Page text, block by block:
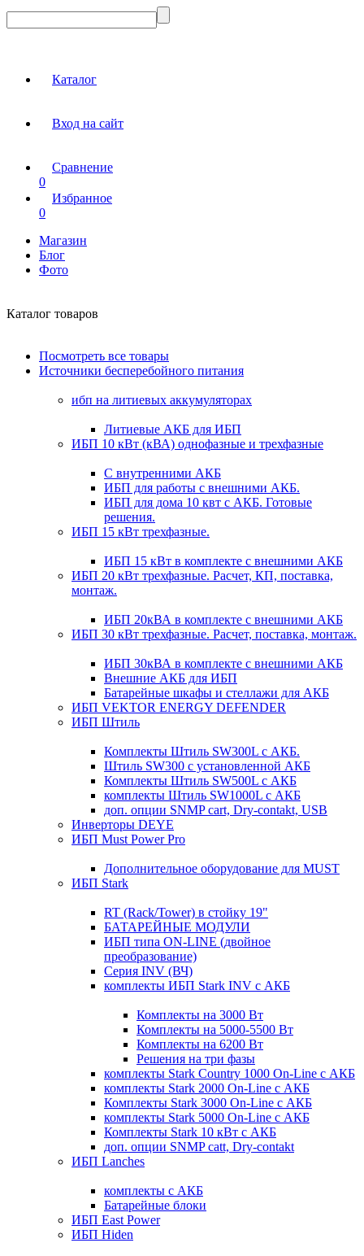
Каталог
Вход на сайт
Сравнение
0
Избранное
0
Магазин
Блог
Фото
Каталог товаров
Посмотреть все товары
Источники бесперебойного питания
ибп на литиевых аккумуляторах
Литиевые АКБ для ИБП
ИБП 10 кВт (кВА) однофазные и трехфазные
С внутренними АКБ
ИБП для работы с внешними АКБ.
ИБП для дома 10 квт с АКБ. Готовые
решения.
ИБП 15 кВт трехфазные.
ИБП 15 кВт в комплекте с внешними АКБ
ИБП 20 кВт трехфазные. Расчет, КП, поставка,
монтаж.
ИБП 20кВА в комплекте с внешними АКБ
ИБП 30 кВт трехфазные. Расчет, поставка, монтаж.
ИБП 30кВА в комплекте с внешними АКБ
Внешние АКБ для ИБП
Батарейные шкафы и стеллажи для АКБ
ИБП VEKTOR ENERGY DEFENDER
ИБП Штиль
Комплекты Штиль SW300L с АКБ.
Штиль SW300 с установленной АКБ
Комплекты Штиль SW500L с АКБ
комплекты Штиль SW1000L с АКБ
доп. опции SNMP cart, Dry-contakt, USB
Инверторы DEYE
ИБП Must Power Pro
Дополнительное оборудование для MUST
ИБП Stark
RT (Rack/Tower) в стойку 19"
БАТАРЕЙНЫЕ МОДУЛИ
ИБП типа ON-LINE (двойное
преобразование)
Серия INV (ВЧ)
комплекты ИБП Stark INV с АКБ
Комплекты на 3000 Вт
Комплекты на 5000-5500 Вт
Комплекты на 6200 Вт
Решения на три фазы
комплекты Stark Country 1000 On-Line с АКБ
комплекты Stark 2000 On-Line с АКБ
Комплекты Stark 3000 On-Line с АКБ
комплекты Stark 5000 On-Line с АКБ
Комплекты Stark 10 кВт с АКБ
доп. опции SNMP catt, Dry-contakt
ИБП Lanches
комплекты с АКБ
Батарейные блоки
ИБП East Power
ИБП Hiden